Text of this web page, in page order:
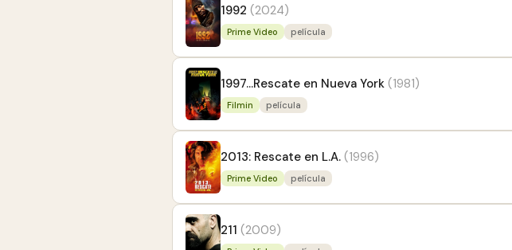
1992 (2024)
Prime Video película
1997...Rescate en Nueva York (1981)
Filmin película
2013: Rescate en L.A. (1996)
Prime Video película
211 (2009)